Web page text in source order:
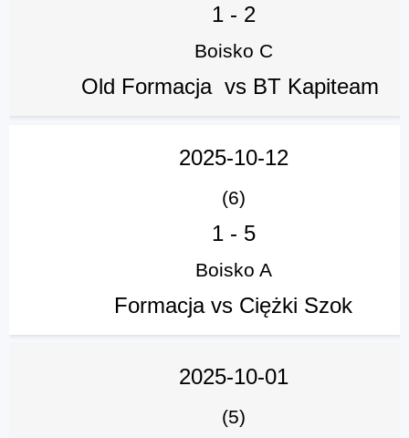
1- 2
Boisko C
Old Formacja vs BT Kapiteam
2025-10-12
(6)
1- 5
Boisko A
Formacja vs Ciężki Szok
2025-10-01
(5)